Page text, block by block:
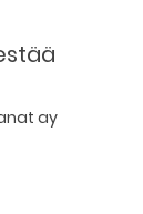
ay